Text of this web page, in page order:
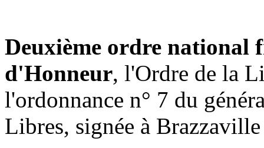
Deuxième ordre national
d'Honneur, l'Ordre de la
l'ordonnance n° 7 du
Libres, signée à